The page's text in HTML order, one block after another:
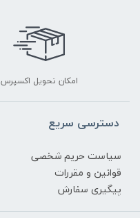
امکان تحویل اکسپرس
دسترسی سریع
سیاست حریم شخصی
قوانین و مقررات
پیگیری سفارش